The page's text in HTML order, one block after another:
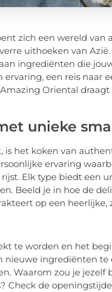
zich een wereld van
uithoeken van
ingrediënten die
een reis naar
Oriental draagt
unieke
het koken van
ervaring
Elk type biedt een
Beeld je in hoe de
op een heerlijke,
te worden en het
nieuwe ingrediënten
Waarom zou je jezelf
Check de